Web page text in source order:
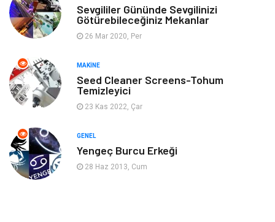
Anne & Çocuk Genel Kültür
Ev İşleri
Gençlik & Eğlence
Mobilya
Evlilik Rehberi
Astroloji Keyfinizi Kaçırmayın
Sevgililer Gününde Sevgilinizi
Götürebileceğiniz Mekanlar
26 Mar 2020, Per
MAKINE
Seed Cleaner Screens-Tohum
Temizleyici
23 Kas 2022, Çar
GENEL
Yengeç Burcu Erkeği
28 Haz 2013, Cum